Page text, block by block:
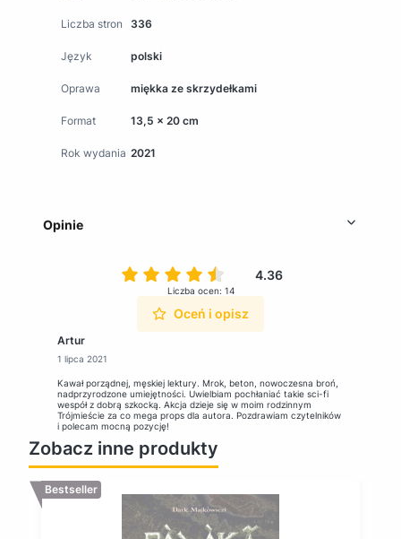
Liczba stron 336
Język polski
Oprawa miękka ze skrzydełkami
Format 13,5 x 20 cm
Rok wydania 2021
Opinie
4.36
Liczba ocen: 14
Oceń i opisz
Artur
1 lipca 2021
Kawał porządnej, męskiej lektury. Mrok, beton, nowoczesna broń,
nadprzyrodzone umiejętności. Uwielbiam pochłaniać takie sci-fi
wespół z dobrą szkocką. Akcja dzieje się w moim rodzinnym
Trójmieście za co mega props dla autora. Pozdrawiam czytelników
i polecam mocną pozycję!
Zobacz inne produkty
Bestseller